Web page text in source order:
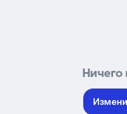
Ничего